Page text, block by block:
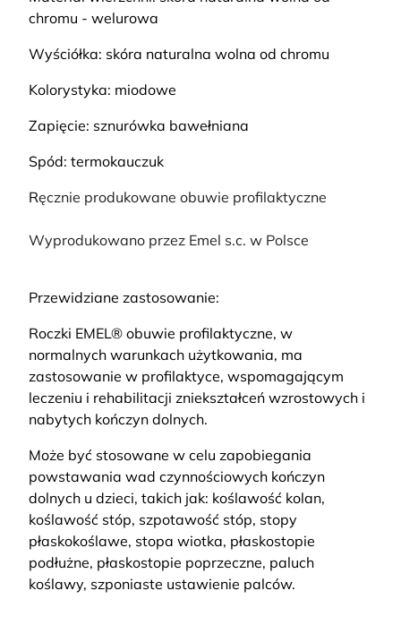
chromu - welurowa
Wyściółka: skóra naturalna wolna od chromu
Kolorystyka: miodowe
Zapięcie: sznurówka bawełniana
Spód: termokauczuk
Ręcznie produkowane obuwie profilaktyczne
Wyprodukowano przez Emel s.c. w Polsce
Przewidziane zastosowanie:
Roczki EMEL® obuwie profilaktyczne, w
normalnych warunkach użytkowania, ma
zastosowanie w profilaktyce, wspomagającym
leczeniu i rehabilitacji zniekształceń wzrostowych i
nabytych kończyn dolnych.
Może być stosowane w celu zapobiegania
powstawania wad czynnościowych kończyn
dolnych u dzieci, takich jak: koślawość kolan,
koślawość stóp, szpotawość stóp, stopy
płaskokoślawe, stopa wiotka, płaskostopie
podłużne, płaskostopie poprzeczne, paluch
koślawy, szponiaste ustawienie palców.